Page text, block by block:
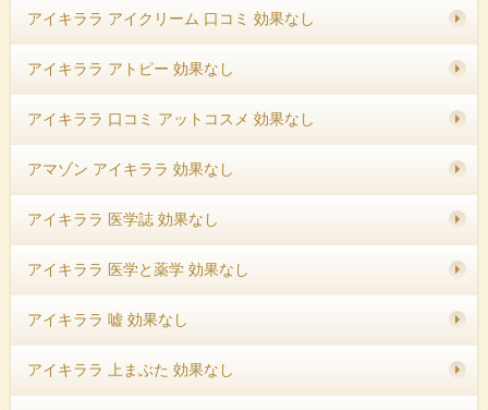
アイキララ アイクリーム 口コミ 効果なし
アイキララ アトピー 効果なし
アイキララ 口コミ アットコスメ 効果なし
アマゾン アイキララ 効果なし
アイキララ 医学誌 効果なし
アイキララ 医学と薬学 効果なし
アイキララ 嘘 効果なし
アイキララ 上まぶた 効果なし